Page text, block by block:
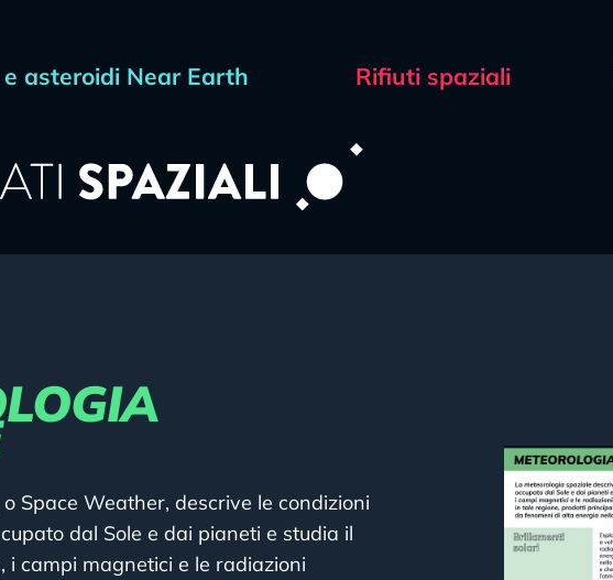
e asteroidi Near Earth Rifiuti spaziali
Space Weather, descrive le condizioni
dal Sole e dai pianeti e studia il
i campi magnetici e le radiazioni